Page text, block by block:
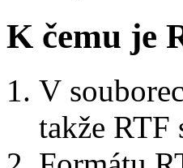
K čemu je
V
takže RTF